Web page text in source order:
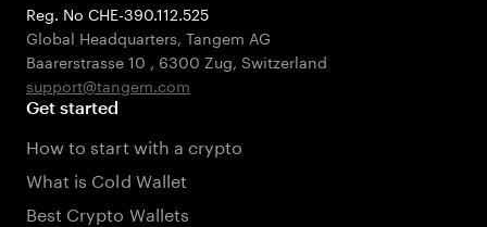
Reg. No CHE-390.112.525
Global Headquarters, Tangem AG
Baarerstrasse 10 , 6300 Zug, Switzerland
support@tangem.com
Get started
How to start with a crypto
What is Cold Wallet
Best Crypto Wallets